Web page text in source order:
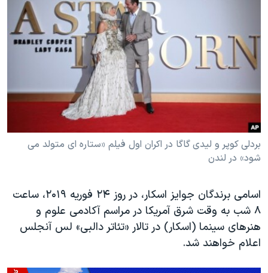
بردلی کوپر و لیدی گاگا در اکران اول فیلم «ستاره ای متولد می
شود» در لندن
اسامی برندگان جوایز اسکار، در روز ۲۴ فوریه ۲۰۱۹، ساعت
۸ شب به وقت شرق آمریکا در مراسم آکادمی علوم و
هنرهای سینما (اسکار) در تالار «تئاتر دالبی» لس آنجلس
اعلام خواهند شد.